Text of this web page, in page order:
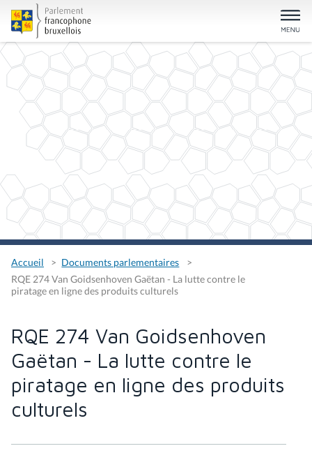
Accueil
Documents parlementaires
RQE 274 Van Goidsenhoven Gaëtan - La lutte contre le
piratage en ligne des produits culturels
RQE 274 Van Goidsenhoven
Gaëtan - La lutte contre le
piratage en ligne des produits
culturels